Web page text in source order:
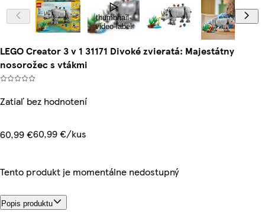
thumbnail-
video-label
LEGO Creator 3 v 1 31171 Divoké zvieratá: Majestátny
nosorožec s vtákmi
Zatiaľ bez hodnotení
60,99 €60,99 €/kus
Tento produkt je momentálne nedostupný
Popis produktu